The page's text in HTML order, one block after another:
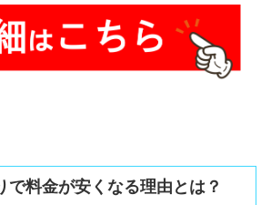
で料金が安くなる理由とは？